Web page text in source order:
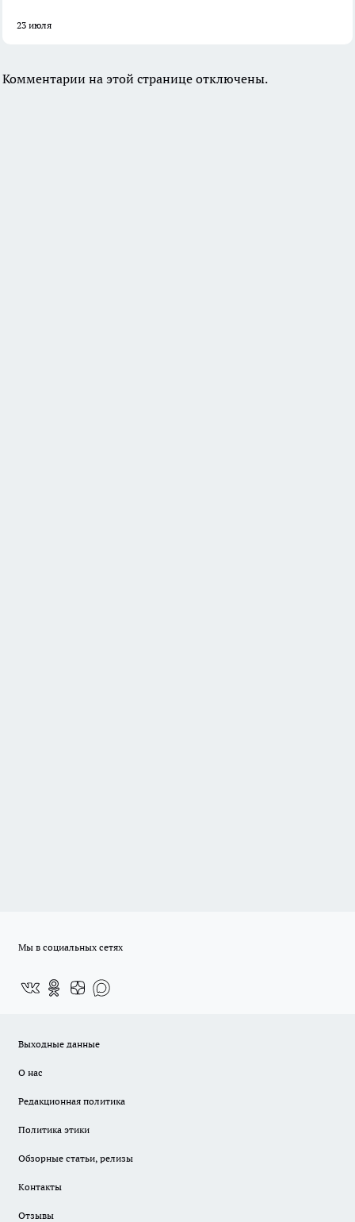
23 июля
Комментарии на этой странице отключены.
Мы в социальных сетях
Выходные данные
О нас
Редакционная политика
Политика этики
Обзорные статьи, релизы
Контакты
Отзывы